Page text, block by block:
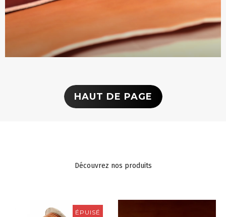
HAUT DE PAGE
Découvrez nos produits
ÉPUISÉ